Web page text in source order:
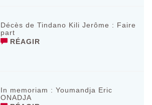
Décès de Tindano Kili Jerôme : Faire
part
RÉAGIR
In memoriam : Youmandja Eric
ONADJA